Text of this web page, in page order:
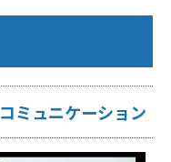
ミュニケーション